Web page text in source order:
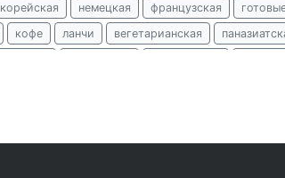
корейская немецкая французская
кофе ланчи вегетарианская